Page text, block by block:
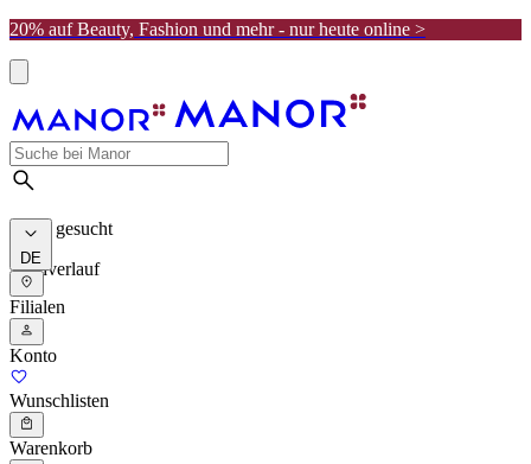
20% auf Beauty, Fashion und mehr - nur heute online >
Meist gesucht
Suchverlauf
DE
Filialen
Konto
Wunschlisten
Warenkorb